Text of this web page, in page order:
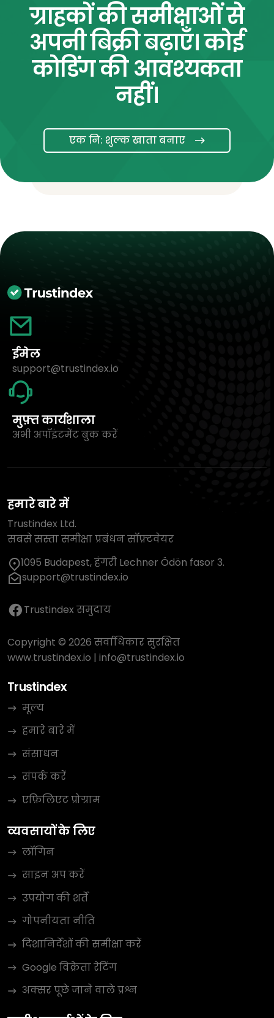
ग्राहकों की समीक्षाओं से
अपनी बिक्री बढ़ाएँ। कोई
कोडिंग की आवश्यकता
नहीं।
एक नि: शुल्क खाता बनाए
ईमेल
support@trustindex.io
मुफ़्त कार्यशाला
अभी अपॉइंटमेंट बुक करें
हमारे बारे में
Trustindex Ltd.
सबसे सस्ता समीक्षा प्रबंधन सॉफ़्टवेयर
1095 Budapest, हंगरी Lechner Ödön fasor 3.
support@trustindex.io
Trustindex समुदाय
Copyright © 2026 सर्वाधिकार सुरक्षित
www.trustindex.io | info@trustindex.io
Trustindex
मूल्य
हमारे बारे में
संसाधन
संपर्क करें
एफ़िलिएट प्रोग्राम
व्यवसायों के लिए
लॉगिन
साइन अप करें
उपयोग की शर्तें
गोपनीयता नीति
दिशानिर्देशों की समीक्षा करें
Google विक्रेता रेटिंग
अक्सर पूछे जाने वाले प्रश्न